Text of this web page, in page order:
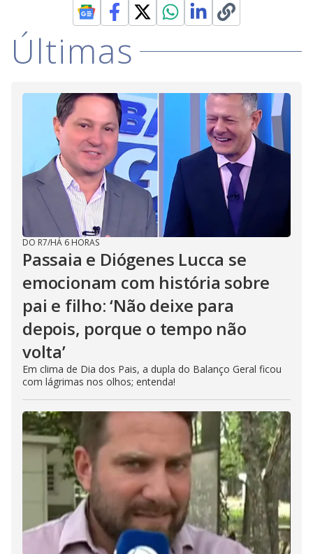
Últimas
DO R7/HÁ 6 HORAS
Passaia e Diógenes Lucca se
emocionam com história sobre
pai e filho: ‘Não deixe para
depois, porque o tempo não
volta’
Em clima de Dia dos Pais, a dupla do Balanço Geral ficou
com lágrimas nos olhos; entenda!